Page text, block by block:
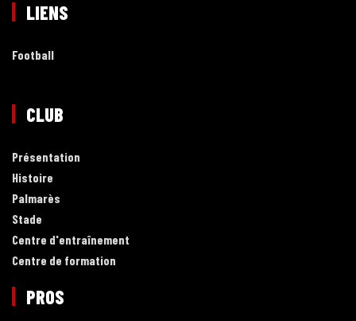
LIENS
Football
CLUB
Présentation
Histoire
Palmarès
Stade
Centre d'entraînement
Centre de formation
PROS